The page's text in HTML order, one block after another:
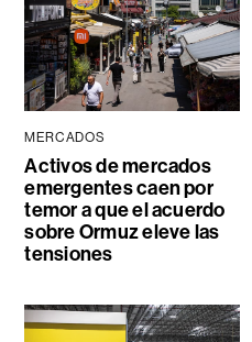
MERCADOS
Activos de mercados
emergentes caen por
temor a que el acuerdo
sobre Ormuz eleve las
tensiones